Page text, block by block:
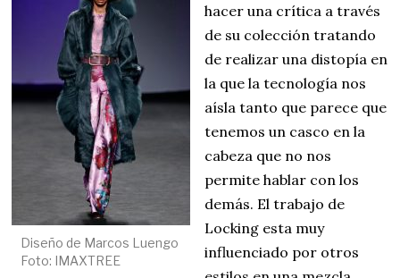
Diseño de Marcos Luengo
Foto: IMAXTREE
hacer una crítica a través
de su colección tratando
de realizar una distopía en
la que la tecnología nos
aísla tanto que parece que
tenemos un casco en la
cabeza que no nos
permite hablar con los
demás. El trabajo de
Locking esta muy
influenciado por otros